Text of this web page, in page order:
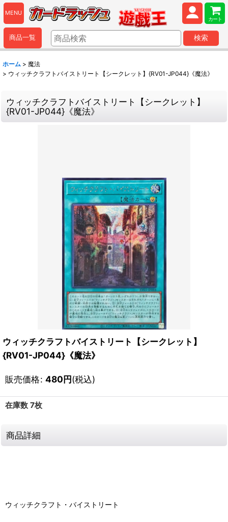
MENU
カート
商品一覧 検索
ホーム > 魔法
> ウィッチクラフトバイストリート【シークレット】{RV01-JP044}《魔法》
ウィッチクラフトバイストリート【シークレット】
{RV01-JP044}《魔法》
ウィッチクラフトバイストリート【シークレット】
{RV01-JP044}《魔法》
販売価格: 480円(税込)
在庫数 7枚
商品詳細
ウィッチクラフト・バイストリート